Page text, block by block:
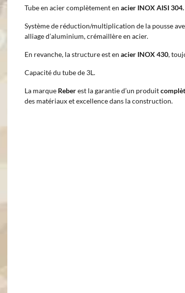
Tube en acier complètement en acier INOX AISI 304.
Système de réduction/multiplication de la pousse
alliage d’aluminium, crémaillère en acier.
En revanche, la structure est en acier INOX 430,
Capacité du tube de 3L.
La marque Reberest la garantie d’un produit
des matériaux et excellence dans la construction.